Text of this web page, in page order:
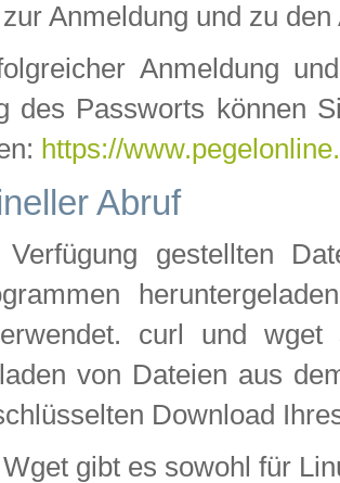
Anmeldung und zu
Anmeldung
des Passworts können
https://
Abruf
gestellten
curl und wget
von Dateien aus
Download
gibt es sowohl für